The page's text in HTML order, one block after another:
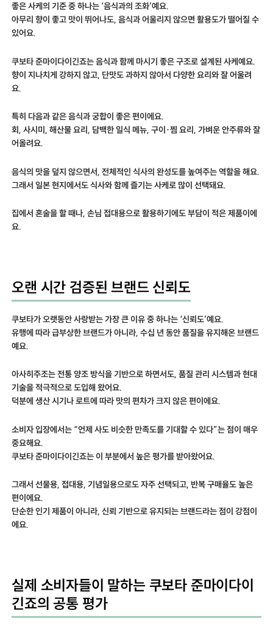
좋은 사케의 기준 중 하나는 ‘음식과의 조화’예요.
아무리 향이 좋고 맛이 뛰어나도, 음식과 어울리지 않으면 활용도가 떨어질 수
있어요.
쿠보타 준마이다이긴죠는 음식과 함께 마시기 좋은 구조로 설계된 사케예요.
향이 지나치게 강하지 않고, 단맛도 과하지 않아서 다양한 요리와 잘 어울려
요.
특히 다음과 같은 음식과 궁합이 좋은 편이에요.
회, 사시미, 해산물 요리, 담백한 일식 메뉴, 구이·찜 요리, 가벼운 안주류와 잘
어올려요.
음식의 맛을 덮지 않으면서, 전체적인 식사의 완성도를 높여주는 역할을 해요.
그래서 일본 현지에서도 식사와 함께 즐기는 사케로 많이 선택돼요.
집에서 혼술을 할 때나, 손님 접대용으로 활용하기에도 부담이 적은 제품이에
요.
오랜 시간 검증된 브랜드 신뢰도
쿠보타가 오랫동안 사랑받는 가장 큰 이유 중 하나는 ‘신뢰도’예요.
유행에 따라 급부상한 브랜드가 아니라, 수십 년 동안 품질을 유지해온 브랜드
예요.
아사히주조는 전통 양조 방식을 기반으로 하면서도, 품질 관리 시스템과 현대
기술을 적극적으로 도입해 왔어요.
덕분에 생산 시기나 로트에 따라 맛의 편차가 크지 않은 편이에요.
소비자 입장에서는 “언제 사도 비슷한 만족도를 기대할 수 있다”는 점이 매우
중요해요.
쿠보타 준마이다이긴죠는 이 부분에서 높은 평가를 받아왔어요.
그래서 선물용, 접대용, 기념일용으로도 자주 선택되고, 반복 구매율도 높은
편이에요.
단순한 인기 제품이 아니라, 신뢰 기반으로 유지되는 브랜드라는 점이 강점이
에요.
실제 소비자들이 말하는 쿠보타 준마이다이
긴죠의 공통 평가